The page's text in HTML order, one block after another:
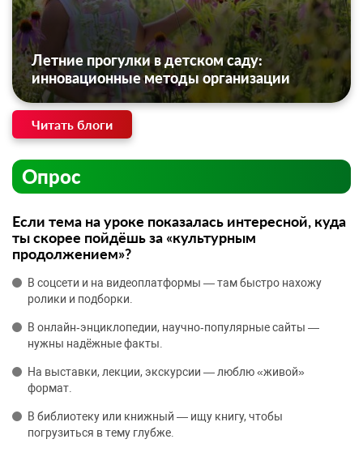
Летние прогулки в детском саду:
инновационные методы организации
Читать блоги
Опрос
Если тема на уроке показалась интересной, куда
ты скорее пойдёшь за «культурным
продолжением»?
В соцсети и на видеоплатформы — там быстро нахожу
ролики и подборки.
В онлайн‑энциклопедии, научно‑популярные сайты —
нужны надёжные факты.
На выставки, лекции, экскурсии — люблю «живой»
формат.
В библиотеку или книжный — ищу книгу, чтобы
погрузиться в тему глубже.